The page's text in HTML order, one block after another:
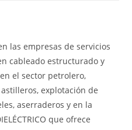
las empresas de servicios
cableado estructurado y
el sector petrolero,
explotación de
aserraderos y en la
que ofrece